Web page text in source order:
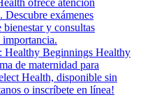
ofrece atención
Descubre exámenes
y consultas
importancia.
Healthy Beginnings Healthy
de maternidad para
Health, disponible sin
o inscríbete en línea!